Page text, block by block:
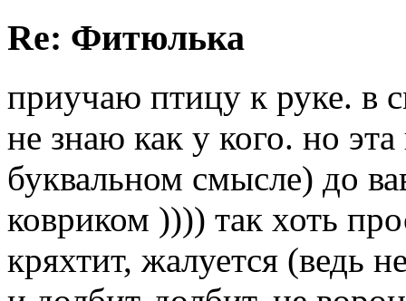
Re: Фитюлька
приучаю птицу к руке. в
не знаю как у кого. но эта
буквальном смысле) до
ковриком )))) так хоть
кряхтит, жалуется (ведь